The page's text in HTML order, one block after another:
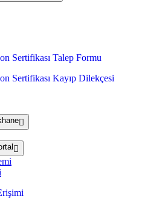
Sertifikası Talep Formu
Sertifikası Kayıp Dilekçesi